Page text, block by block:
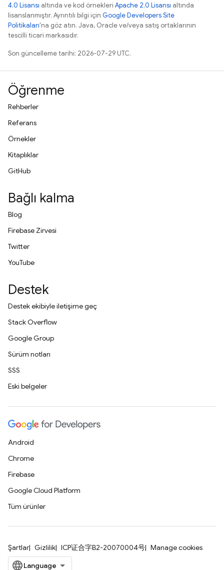
4.0 Lisansı altında ve kod örnekleri Apache 2.0 Lisansı altında
lisanslanmıştır. Ayrıntılı bilgi için Google Developers Site
Politikaları'na göz atın. Java, Oracle ve/veya satış ortaklarının
tescilli ticari markasıdır.
Son güncelleme tarihi: 2026-07-29 UTC.
Öğrenme
Rehberler
Referans
Örnekler
Kitaplıklar
GitHub
Bağlı kalma
Blog
Firebase Zirvesi
Twitter
YouTube
Destek
Destek ekibiyle iletişime geç
Stack Overflow
Google Group
Sürüm notları
SSS
Eski belgeler
Android
Chrome
Firebase
Google Cloud Platform
Tüm ürünler
Şartlar Gizlilik ICP证合字B2-20070004号 Manage cookies